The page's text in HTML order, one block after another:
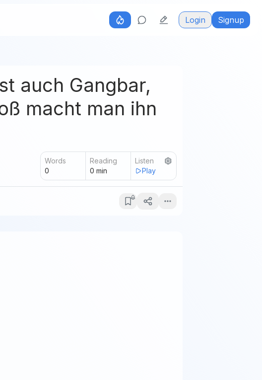
Login Signup
auch Gangbar,
macht man ihn
Words
0
Reading
0 min
Listen
Play